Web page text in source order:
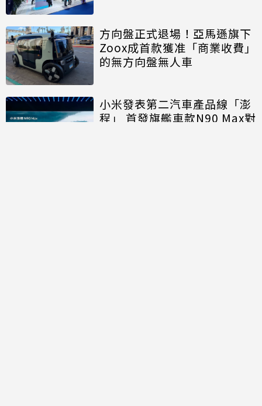
方向盤正式退場！亞馬遜旗下
Zoox成首款獲准「商業收費」
的無方向盤無人車
小米發表第二汽車產品線「澎
程」 首發旗艦車款N90 Max對